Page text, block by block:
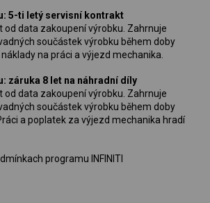
5-ti letý servisní kontrakt
od data zakoupení výrobku. Zahrnuje
součástek výrobku během doby
na práci a výjezd mechanika.
záruka 8 let na náhradní díly
od data zakoupení výrobku. Zahrnuje
součástek výrobku během doby
a poplatek za výjezd mechanika hradí
programu INFINITI